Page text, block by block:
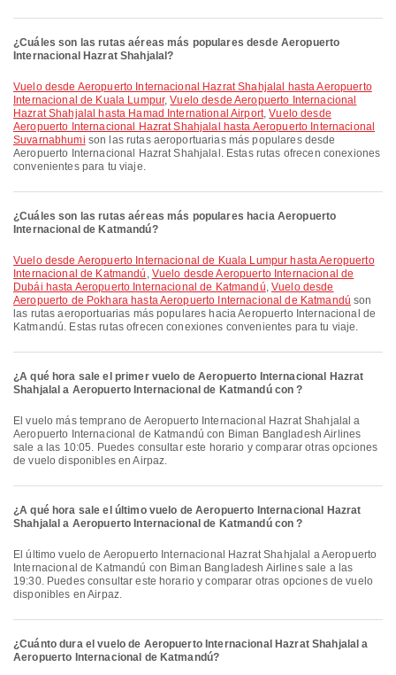
¿Cuáles son las rutas aéreas más populares desde Aeropuerto
Internacional Hazrat Shahjalal?
Vuelo desde Aeropuerto Internacional Hazrat Shahjalal hasta Aeropuerto
Internacional de Kuala Lumpur,Vuelo desde Aeropuerto Internacional
Hazrat Shahjalal hasta Hamad International Airport,Vuelo desde
Aeropuerto Internacional Hazrat Shahjalal hasta Aeropuerto Internacional
Suvarnabhumi son las rutas aeroportuarias más populares desde
Aeropuerto Internacional Hazrat Shahjalal. Estas rutas ofrecen conexiones
convenientes para tu viaje.
¿Cuáles son las rutas aéreas más populares hacia Aeropuerto
Internacional de Katmandú?
Vuelo desde Aeropuerto Internacional de Kuala Lumpur hasta Aeropuerto
Internacional de Katmandú , Vuelo desde Aeropuerto Internacional de
Dubái hasta Aeropuerto Internacional de Katmandú,Vuelo desde
Aeropuerto de Pokhara hasta Aeropuerto Internacional de Katmandú son
las rutas aeroportuarias más populares hacia Aeropuerto Internacional de
Katmandú. Estas rutas ofrecen conexiones convenientes para tu viaje.
¿A qué hora sale el primer vuelo de Aeropuerto Internacional Hazrat
Shahjalal a Aeropuerto Internacional de Katmandú con ?
El vuelo más temprano de Aeropuerto Internacional Hazrat Shahjalal a
Aeropuerto Internacional de Katmandú con Biman Bangladesh Airlines
sale a las 10:05. Puedes consultar este horario y comparar otras opciones
de vuelo disponibles en Airpaz.
¿A qué hora sale el último vuelo de Aeropuerto Internacional Hazrat
Shahjalal a Aeropuerto Internacional de Katmandú con ?
El último vuelo de Aeropuerto Internacional Hazrat Shahjalal a Aeropuerto
Internacional de Katmandú con Biman Bangladesh Airlines sale a las
19:30. Puedes consultar este horario y comparar otras opciones de vuelo
disponibles en Airpaz.
¿Cuánto dura el vuelo de Aeropuerto Internacional Hazrat Shahjalal a
Aeropuerto Internacional de Katmandú?